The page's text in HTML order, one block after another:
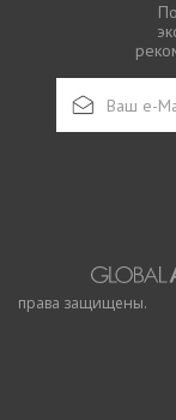
права защищены.